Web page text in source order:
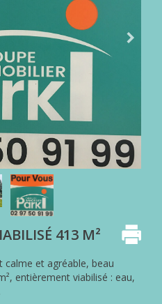
413 M²
calme et agréable, beau
entièrement viabilisé : eau,